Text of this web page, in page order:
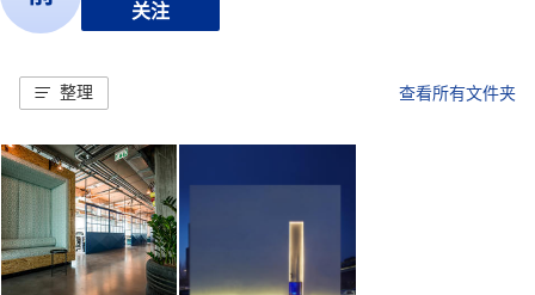
关注
整理 查看所有文件夹